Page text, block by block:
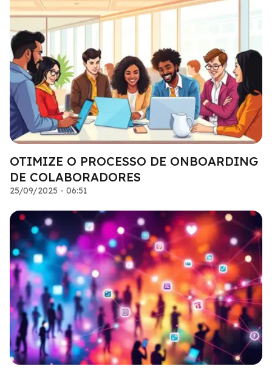
OTIMIZE O PROCESSO DE ONBOARDING
DE COLABORADORES
25/09/2025 - 06:51